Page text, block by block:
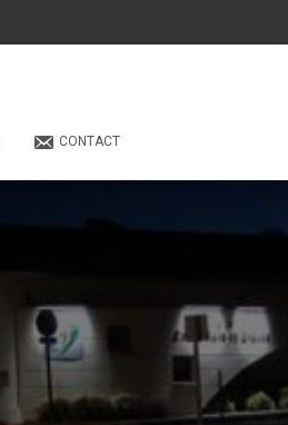
CONTACT